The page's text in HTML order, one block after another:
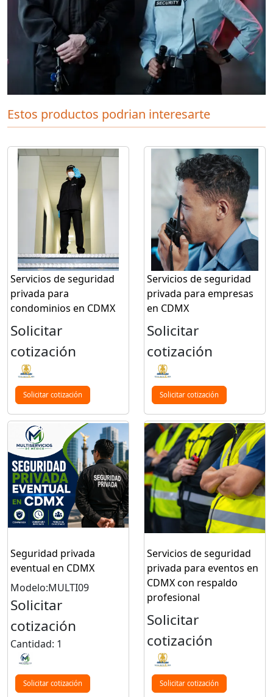
Estos productos podrian interesarte
Servicios de seguridad
privada para
condominios en CDMX
Solicitar
cotización
Solicitar cotización
Servicios de seguridad
privada para empresas
en CDMX
Solicitar
cotización
Solicitar cotización
Seguridad privada
eventual en CDMX
Modelo:MULTI09
Solicitar
cotización
Cantidad: 1
Solicitar cotización
Servicios de seguridad
privada para eventos en
CDMX con respaldo
profesional
Solicitar
cotización
Solicitar cotización